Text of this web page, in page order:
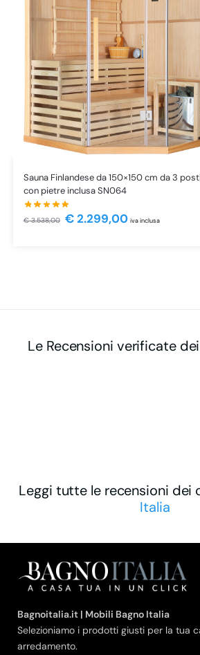
Sauna Finlandese da 150×150 cm da 3
con pietre inclusa SN064
€3.538,00 €2.299,00 iva inclusa
Le Recensioni verificate
Leggi tutte le recensioni dei
Italia
Bagnoitalia.it | Mobili Bagno Italia
Selezioniamo i prodotti giusti per la tua
arredamento.